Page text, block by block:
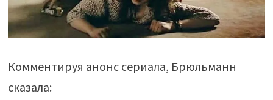
Комментируя анонс сериала, Брюльманн
сказала: